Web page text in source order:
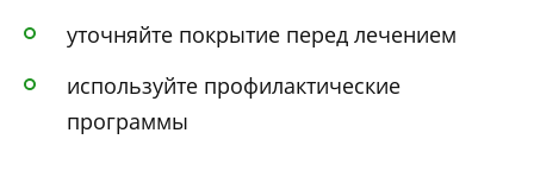
уточняйте покрытие перед лечением
используйте профилактические
программы